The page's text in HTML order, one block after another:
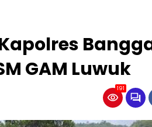
GAM Luwuk
191